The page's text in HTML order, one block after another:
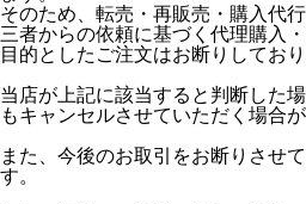
そのため、転売・再販売・購入代
三者からの依頼に基づく代理購入
目的としたご注文はお断りしており
当店が上記に該当すると判断した
もキャンセルさせていただく場合が
また、今後のお取引をお断りさせ
す。